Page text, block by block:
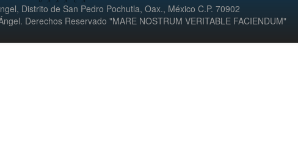
Distrito de San Pedro Pochutla, Oax., México C.P. 70902
Derechos Reservado "MARE NOSTRUM VERITABLE FACIENDUM"